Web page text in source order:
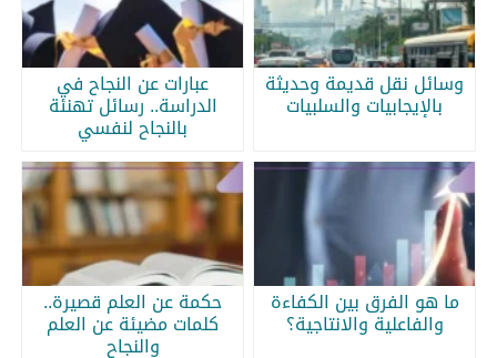
وسائل نقل قديمة وحديثة
بالإيجابيات والسلبيات
عبارات عن النجاح في
الدراسة.. رسائل تهنئة
بالنجاح لنفسي
ما هو الفرق بين الكفاءة
والفاعلية والانتاجية؟
حكمة عن العلم قصيرة..
كلمات مضيئة عن العلم
والنجاح